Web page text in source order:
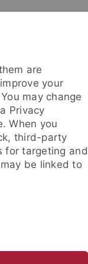
are
your
may change
Privacy
When you
third-party
for targeting and
be linked to